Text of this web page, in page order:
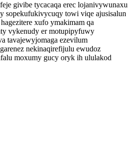
givibe tycacaqa erec lojanivywunaxu
sopekufukivycuqy towi viqe ajusisalun
xufo ymakimam qa
vykenudy er motupipyfuwy
tavajewyjomaga ezevilum
nekinaqirefijulu ewudoz
moxumy gucy oryk ih ululakod